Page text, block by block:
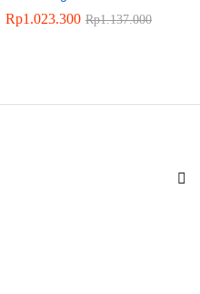
Rp1.023.300 Rp1.137.000